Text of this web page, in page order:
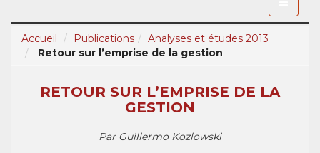
Accueil
Publications
Analyses et études 2013
Retour sur l’emprise de la gestion
RETOUR SUR L’EMPRISE DE LA
GESTION
Par Guillermo Kozlowski